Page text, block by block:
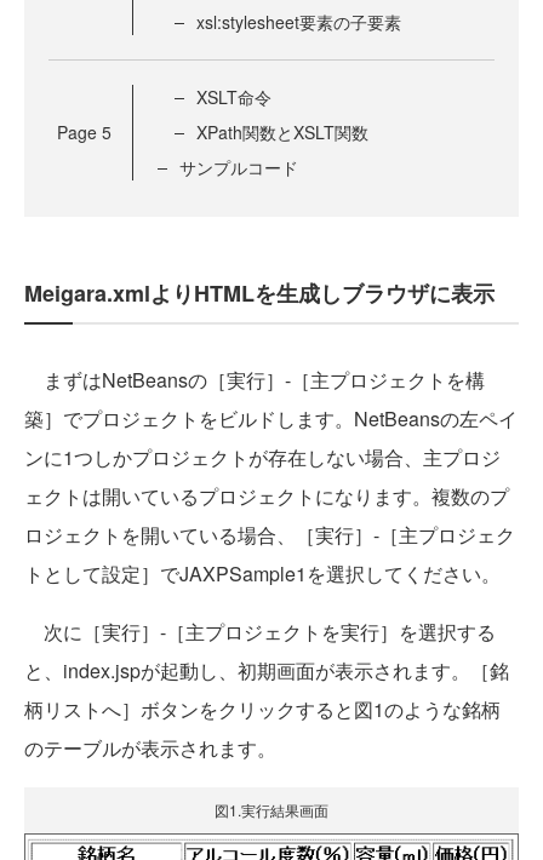
xsl:stylesheet要素の子要素
Page 5
XSLT命令
XPath関数とXSLT関数
サンプルコード
Meigara.xmlよりHTMLを生成しブラウザに表示
まずはNetBeansの［実行］-［主プロジェクトを構
築］でプロジェクトをビルドします。NetBeansの左ペイ
ンに1つしかプロジェクトが存在しない場合、主プロジ
ェクトは開いているプロジェクトになります。複数のプ
ロジェクトを開いている場合、［実行］-［主プロジェク
トとして設定］でJAXPSample1を選択してください。
次に［実行］-［主プロジェクトを実行］を選択する
と、index.jspが起動し、初期画面が表示されます。［銘
柄リストへ］ボタンをクリックすると図1のような銘柄
のテーブルが表示されます。
図1.実行結果画面